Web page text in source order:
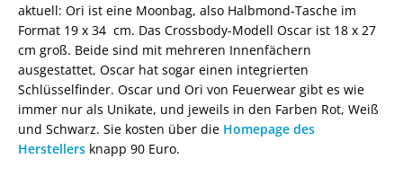
aktuell: Ori ist eine Moonbag, also Halbmond-Tasche im
Format 19 x 34 cm. Das Crossbody-Modell Oscar ist 18 x 27
cm groß. Beide sind mit mehreren Innenfächern
ausgestattet, Oscar hat sogar einen integrierten
Schlüsselfinder. Oscar und Ori von Feuerwear gibt es wie
immer nur als Unikate, und jeweils in den Farben Rot, Weiß
und Schwarz. Sie kosten über die Homepage des
Herstellers knapp 90 Euro.